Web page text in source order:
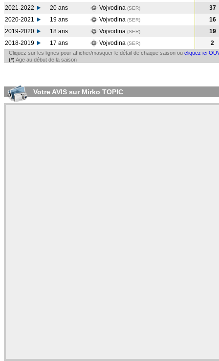
2021-2022
20 ans Vojvodina (SER)
37
2020-2021
19 ans Vojvodina (SER)
16
2019-2020
18 ans Vojvodina (SER)
19
2018-2019
17 ans Vojvodina (SER) 2
Cliquez sur les lignes pour afficher/masquer le détail de chaque saison ou cliquez ici
(*) Age au début de la saison
Votre AVIS sur Mirko TOPIC